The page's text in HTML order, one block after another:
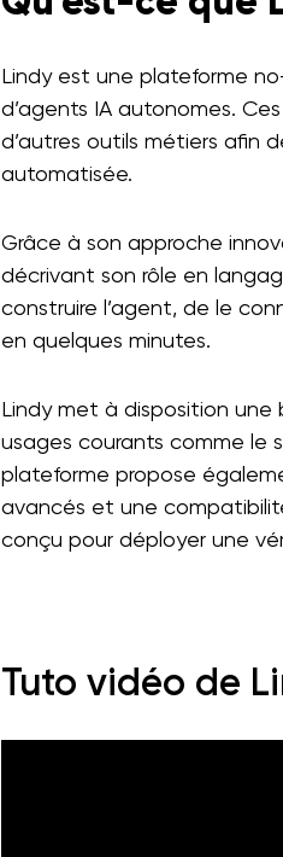
Lindy est une plateforme
d’agents IA autonomes.
d’autres outils métiers afin
automatisée.
Grâce à son approche
décrivant son rôle en
construire l’agent, de le
en quelques minutes.
Lindy met à disposition une
usages courants comme le
plateforme propose
avancés et une
conçu pour déployer une
Tuto vidéo de